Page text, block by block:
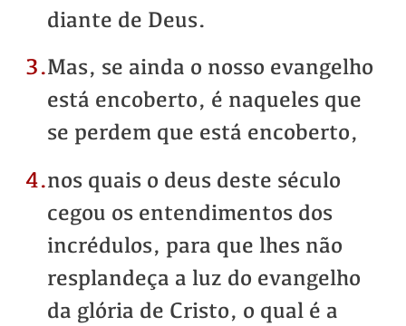
diante de Deus.
3.Mas, se ainda o nosso evangelho
está encoberto, é naqueles que
se perdem que está encoberto,
4.nos quais o deus deste século
cegou os entendimentos dos
incrédulos, para que lhes não
resplandeça a luz do evangelho
da glória de Cristo, o qual é a